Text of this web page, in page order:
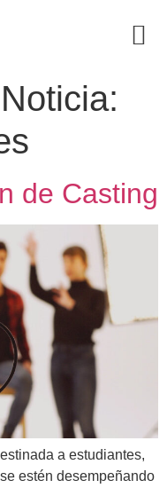
de Casting
a estudiantes,
estén desempeñando